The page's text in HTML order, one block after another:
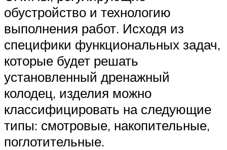
обустройство и технологию
выполнения работ. Исходя из
специфики функциональных задач,
которые будет решать
установленный дренажный
колодец, изделия можно
классифицировать на следующие
типы: смотровые, накопительные,
поглотительные.